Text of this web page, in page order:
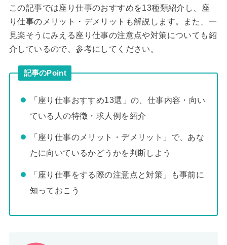
この記事では座り仕事のおすすめを13種類紹介し、座
り仕事のメリット・デメリットも解説します。また、一
見楽そうにみえる座り仕事の注意点や対策についても紹
介しているので、参考にしてください。
記事のPoint
「座り仕事おすすめ13選」の、仕事内容・向い
ている人の特徴・求人例を紹介
「座り仕事のメリット・デメリット」で、あな
たに向いているかどうかを判断しよう
「座り仕事をする際の注意点と対策」も事前に
知っておこう